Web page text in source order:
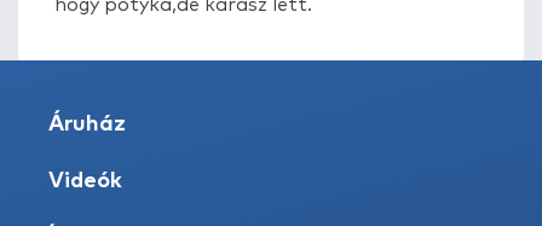
hogy potyka,de kárász lett.
Áruház
Videók